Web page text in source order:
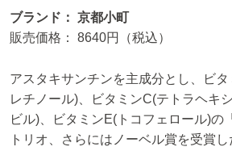
ブランド： 京都小町
販売価格： 8640円（税込）
アスタキサンチンを主成分とし、ビ
レチノール)、ビタミンC(テトラヘキ
ビル)、ビタミンE(トコフェロール)の
トリオ、さらにはノーベル賞を受賞